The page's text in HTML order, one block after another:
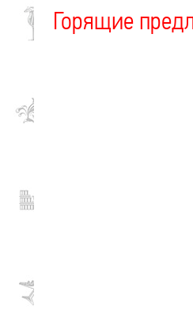
Горящие